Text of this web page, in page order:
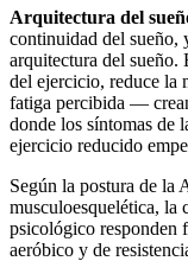
Arquitectura del
continuidad del sueño,
arquitectura del sueño.
del ejercicio, reduce la
fatiga percibida —
donde los síntomas de
ejercicio reducido
Según la postura de
musculoesquelética, la
psicológico responden
aeróbico y de